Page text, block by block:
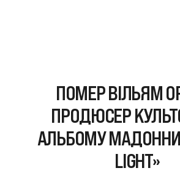
ПОМЕР ВІЛЬЯМ
ПРОДЮСЕР
АЛЬБОМУ МАДОННИ
LIGHT»